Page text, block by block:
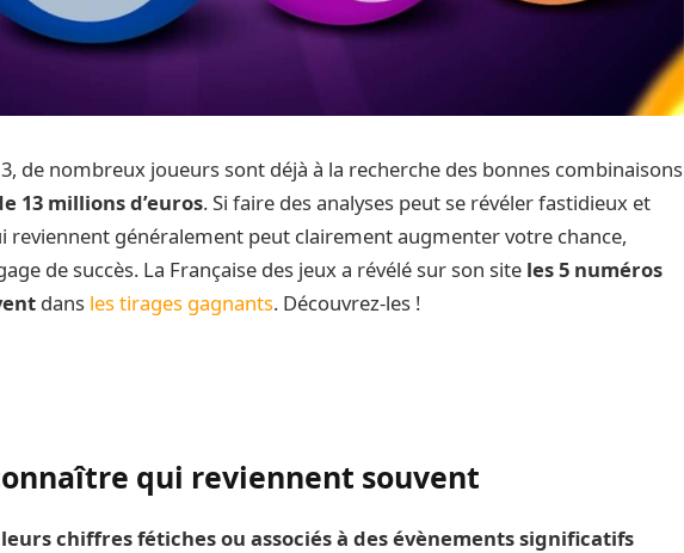
de nombreux joueurs sont déjà à la recherche des bonnes combinaisons
13 millions d’euros. Si faire des analyses peut se révéler fastidieux et
reviennent généralement peut clairement augmenter votre chance,
de succès. La Française des jeux a révélé sur son site les 5 numéros
dans les tirages gagnants. Découvrez-les !
qui reviennent souvent
leurs chiffres fétiches ou associés à des évènements significatifs